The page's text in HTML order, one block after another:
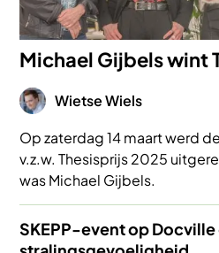
Michael Gijbels wint
Afbeelding
Wietse Wiels
Op zaterdag 14 maart werd
v.z.w. Thesisprijs 2025
was Michael Gijbels.
SKEPP-event op